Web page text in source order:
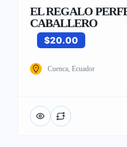
EL REGALO
CABALLERO
$20.00
Cuenca, Ecuador